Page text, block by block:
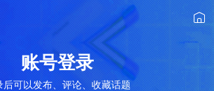
账号登录
后可以发布、评论、收藏话题